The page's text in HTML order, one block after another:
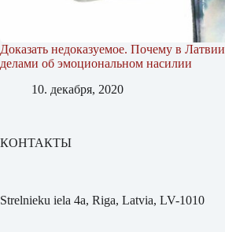
Доказать недоказуемое. Почему в
делами об эмоциональном насилии
10. декабря, 2020
КОНТАКТЫ
Strelnieku iela 4a, Riga, Latvia, LV-1010